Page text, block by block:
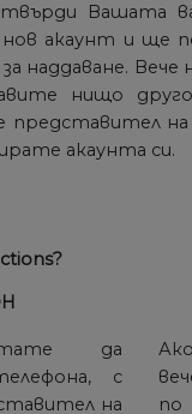
Вашата
акаунт и ще
наддаване. Вече
нищо
представител
акаунта си.
да
с
на